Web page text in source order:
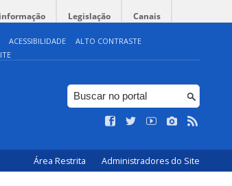
Legislação Canais
ACESSIBILIDADE
ALTO CONTRASTE
Área Restrita Administradores do Site